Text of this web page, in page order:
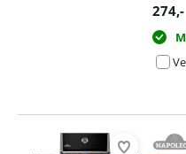
274,-